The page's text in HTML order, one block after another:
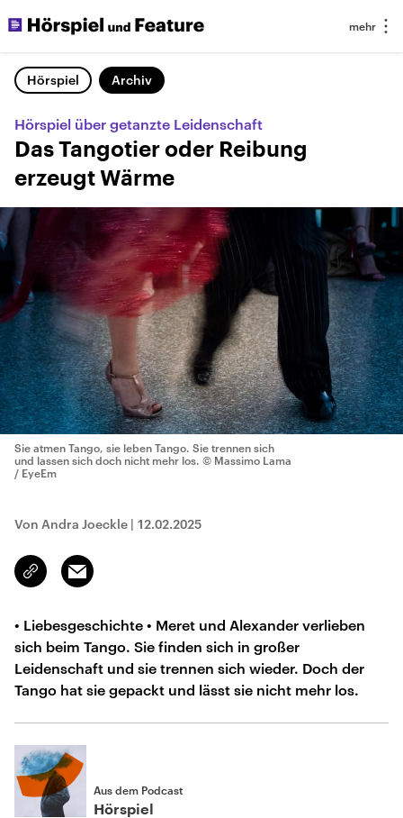
Hörspiel Archiv
Hörspiel über getanzte Leidenschaft
Das Tangotier oder Reibung
erzeugt Wärme
Sie atmen Tango, sie leben Tango. Sie trennen sich
und lassen sich doch nicht mehr los. © Massimo Lama
/ EyeEm
Von Andra Joeckle | 12.02.2025
Link
kopieren/teilen
Email
• Liebesgeschichte • Meret und Alexander verlieben
sich beim Tango. Sie finden sich in großer
Leidenschaft und sie trennen sich wieder. Doch der
Tango hat sie gepackt und lässt sie nicht mehr los.
Aus dem Podcast
Hörspiel